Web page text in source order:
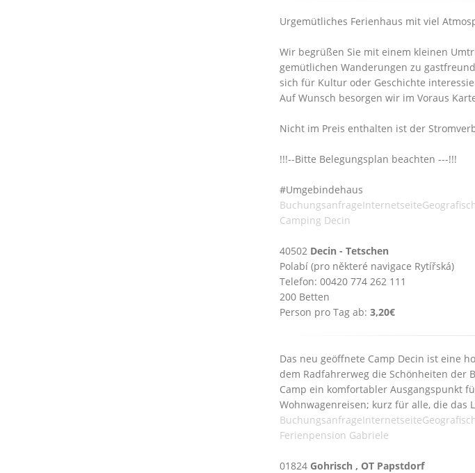
Urgemütliches Ferienhaus mit viel
Wir begrüßen Sie mit einem kleinen
gemütlichen Wanderungen zu
sich für Kultur oder Geschichte
Auf Wunsch besorgen wir im Voraus
Nicht im Preis enthalten ist der
!!!--Bitte Belegungsplan beachten ---!!!
#Umgebindehaus
BuchungsanfrageInternetseite
Camping Decin
40502 Decin - Tetschen
Polabí (pro některé navigace Rytířská)
Telefon: 00420 774 262 111
200 Betten
Person pro Tag ab: 3,20€
Das neu geöffnete Camp Decin ist eine
dem Radfahrerweg die Schönheiten der
Camp ein komfortabler Ausgangspunkt
Wohnwagenreisen; kurz für alle, die das
BuchungsanfrageInternetseite
Ferienpension Gabriele
01824 Gohrisch , OT Papstdorf